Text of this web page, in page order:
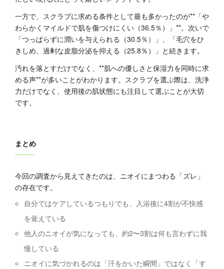
一方で、スクラブに求める条件として最も多かったのが**「や
わらかくマイルドで肌を傷つけにくい（36.5％）」**。次いで
「つっぱらずに潤いを与えられる（30.5％）」、「毛穴をひ
きしめ、過剰な皮脂分泌を抑える（25.8％）」と続きます。
汚れを落とすだけでなく、**肌への優しさと保湿力を同時に求
める声**が多いことがわかります。スクラブを選ぶ際は、洗浄
力だけでなく、使用後の肌状態にも注目して選ぶことが大切
です。
まとめ
今回の調査から見えてきたのは、ニオイにまつわる「ズレ」
の存在です。
自分ではケアしているつもりでも、入浴後に4割が不快感
を覚えている
他人のニオイが気になっても、約2〜3割は何も言わずに我
慢している
ニオイに気づかれるのは「汗をかいた瞬間」ではなく「す